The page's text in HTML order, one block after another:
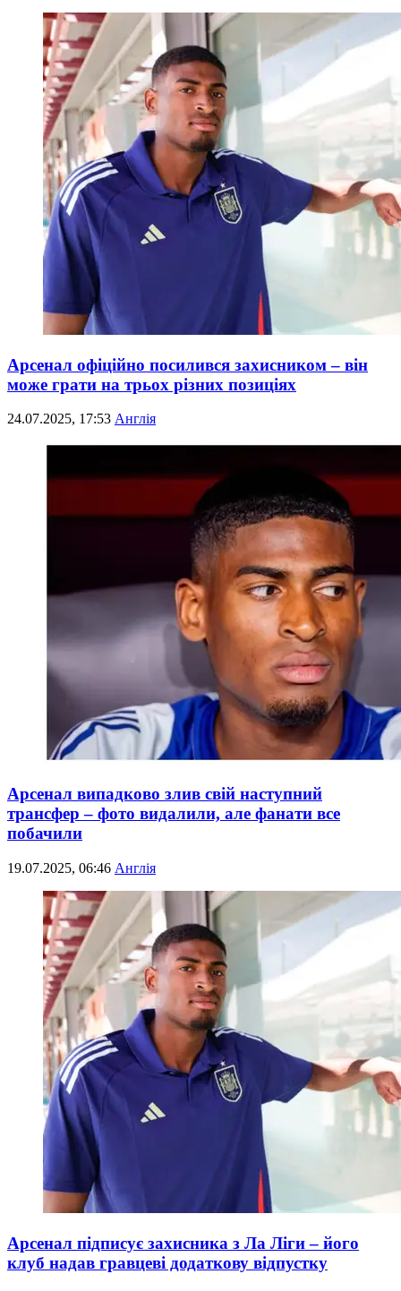
Арсенал офіційно посилився захисником – він
може грати на трьох різних позиціях
24.07.2025, 17:53 Англія
Арсенал випадково злив свій наступний
трансфер – фото видалили, але фанати все
побачили
19.07.2025, 06:46 Англія
Арсенал підписує захисника з Ла Ліги – його
клуб надав гравцеві додаткову відпустку